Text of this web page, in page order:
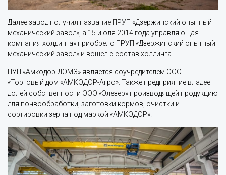
Далее завод получил название ПРУП «Дзержинский опытный
механический завод», а 15 июля 2014 года управляющая
компания холдинга» приобрело ПРУП «Дзержинский опытный
механический завод» и вошёл с состав холдинга.
ПУП «Амкодор-ДОМЗ» является соучредителем ООО
«Торговый дом «АМКОДОР-Агро». Также предприятие владеет
долей собственности ООО «Элезер» производящей продукцию
для почвообработки, заготовки кормов, очистки и
сортировки зерна под маркой «АМКОДОР».